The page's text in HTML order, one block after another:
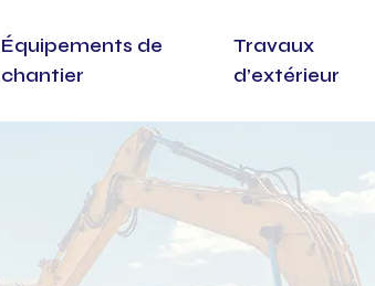
Équipements de
chantier
Travaux
d’extérieur